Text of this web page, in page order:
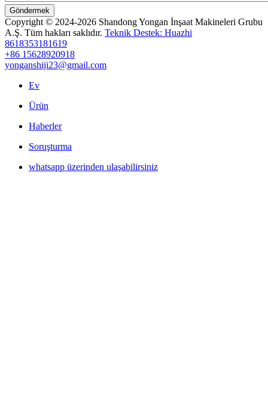
Göndermek
Copyright © 2024-2026 Shandong Yongan İnşaat Makineleri Grubu
A.Ş. Tüm hakları saklıdır. Teknik Destek: Huazhi
8618353181619
+86 15628920918
yonganshiji23@gmail.com
Ev
Ürün
Haberler
Soruşturma
whatsapp üzerinden ulaşabilirsiniz